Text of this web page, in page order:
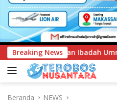
Breaking News
Izin ke Kejaksaan
Beranda NEWS